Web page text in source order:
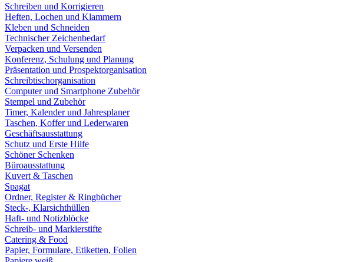
Schreiben und Korrigieren
Heften, Lochen und Klammern
Kleben und Schneiden
Technischer Zeichenbedarf
Verpacken und Versenden
Konferenz, Schulung und Planung
Präsentation und Prospektorganisation
Schreibtischorganisation
Computer und Smartphone Zubehör
Stempel und Zubehör
Timer, Kalender und Jahresplaner
Taschen, Koffer und Lederwaren
Geschäftsausstattung
Schutz und Erste Hilfe
Schöner Schenken
Büroausstattung
Kuvert & Taschen
Spagat
Ordner, Register & Ringbücher
Steck-, Klarsichthüllen
Haft- und Notizblöcke
Schreib- und Markierstifte
Catering & Food
Papier, Formulare, Etiketten, Folien